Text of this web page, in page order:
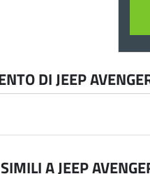
DI JEEP
A JEEP